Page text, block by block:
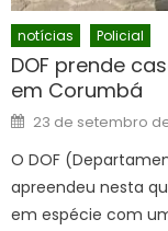
notícias Policial
DOF prende
em Corumbá
Posted
on
23 de setembro
O DOF
apreendeu nesta
em espécie com